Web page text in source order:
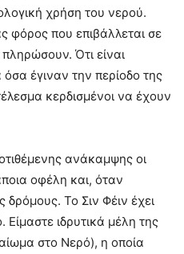
χρήση του νερού.
φόρος που επιβάλλεται σε
Ότι είναι
έγιναν την περίοδο της
κερδισμένοι να έχουν
ανάκαμψης οι
οφέλη και, όταν
Το Σιν Φέιν έχει
Είμαστε ιδρυτικά μέλη της
στο Νερό), η οποία